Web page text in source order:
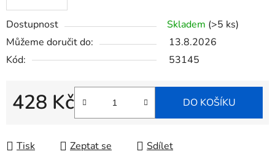
Dostupnost Skladem (>5 ks)
Můžeme doručit do:
13.8.2026
Kód:
53145
428 Kč DO KOŠÍKU
Tisk Zeptat se Sdílet